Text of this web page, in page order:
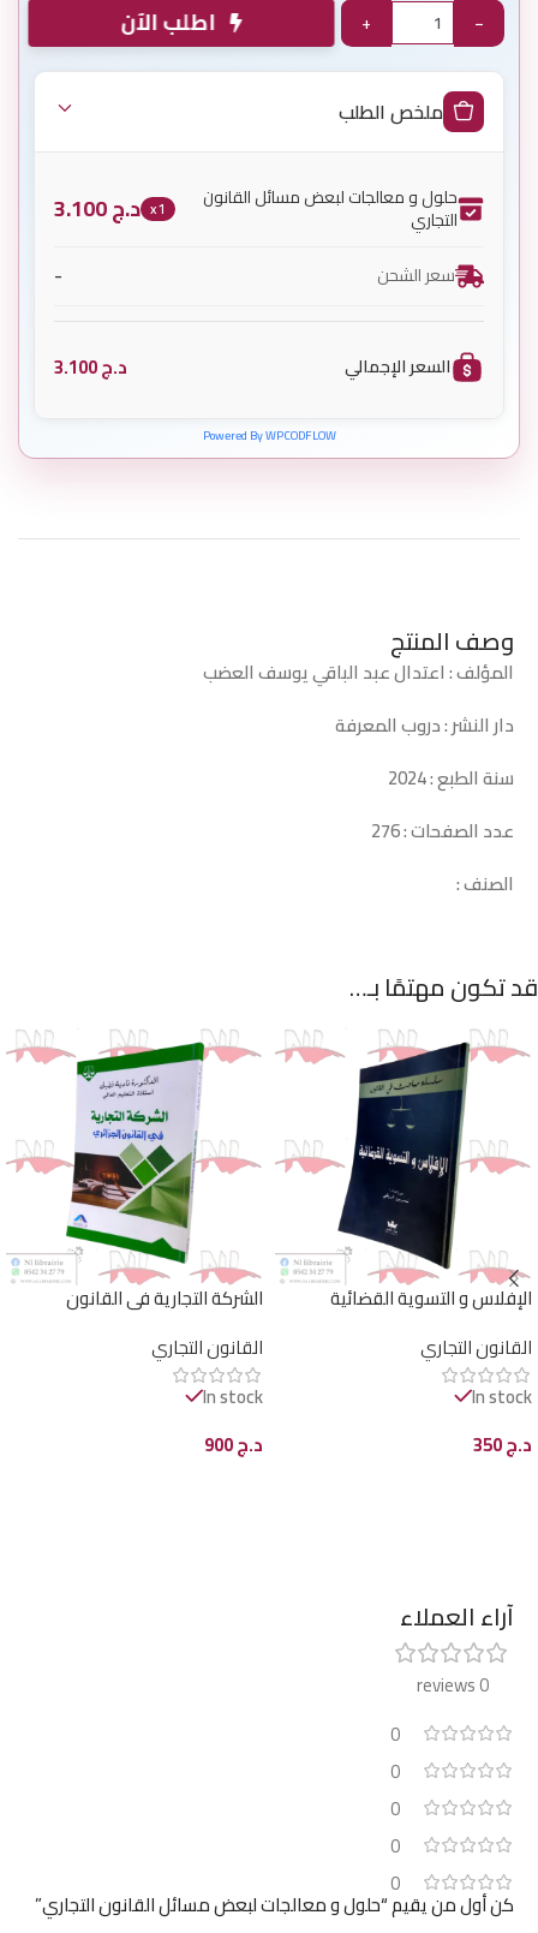
−
+ اطلب الآن
ملخص الطلب
حلول و معالجات لبعض مسائل القانون
التجاري x1 د.ج
سعر الشحن -
السعر الإجمالي د.ج
Powered By WPCODFLOW
وصف المنتج
المؤلف : اعتدال عبد الباقي يوسف العضب
دار النشر : دروب المعرفة
سنة الطبع : 2024
عدد الصفحات : 276
الصنف :
قد تكون مهتمًا بـ…
الإفلاس و التسوية القضائية
القانون التجاري
In stock
د.ج
الشركة التجارية في القانون
القانون التجاري
In stock
د.ج
آراء العملاء
0 reviews
0
0
0
0
0
كن أول من يقيم “حلول و معالجات لبعض مسائل القانون التجاري”